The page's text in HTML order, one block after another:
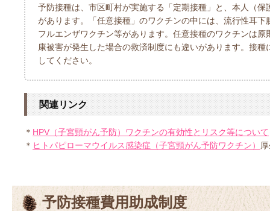
予防接種は、市区町村が実施する「定期接種」と、本人（
があります。「任意接種」のワクチンの中には、流行性耳
フルエンザワクチン等があります。任意接種のワクチンは
康被害が発生した場合の救済制度にも違いがあります。接
してください。
関連リンク
＊ HPV（子宮頸がん予防）ワクチンの有効性とリスク等について
＊ ヒトパピローマウイルス感染症（子宮頸がん予防ワクチン）
予防接種費用助成制度